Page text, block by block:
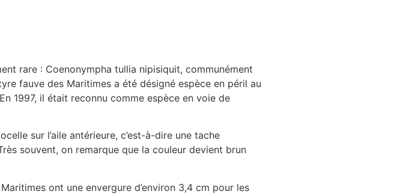
rare : Coenonympha tullia nipisiquit, communément
fauve des Maritimes a été désigné espèce en péril au
1997, il était reconnu comme espèce en voie de
sur l’aile antérieure, c’est-à-dire une tache
souvent, on remarque que la couleur devient brun
ont une envergure d’environ 3,4 cm pour les